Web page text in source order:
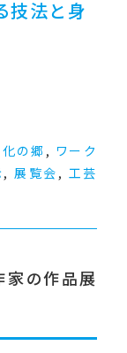
技法と身
の郷 , ワーク
,展覧会 , 工芸
家の作品展